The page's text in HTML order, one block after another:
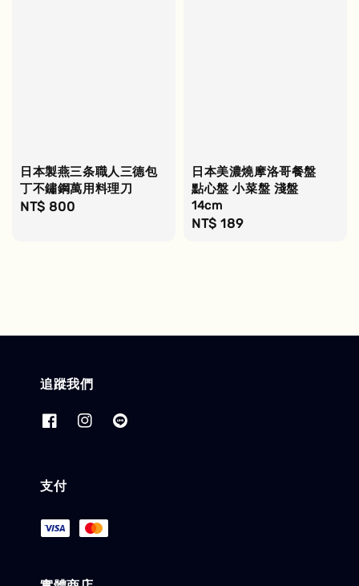
日本製燕三条職人三德包
丁不鏽鋼萬用料理刀
Regular
NT$ 800
日本美濃燒摩洛哥餐盤
點心盤 小菜盤 淺盤
14cm
Regular
NT$ 189
追蹤我們
支付